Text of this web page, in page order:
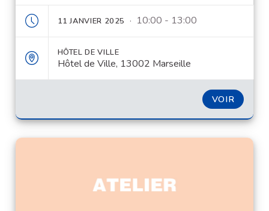
11 JANVIER 2025 · 10:00 - 13:00
HÔTEL DE VILLE
Hôtel de Ville, 13002 Marseille
VOIR